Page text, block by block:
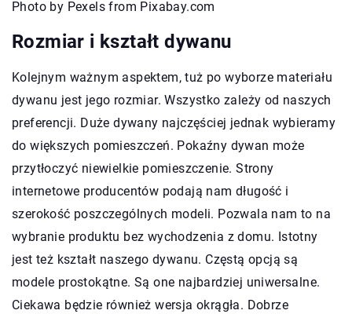
Photo by Pexels from Pixabay.com
Rozmiar i kształt dywanu
Kolejnym ważnym aspektem, tuż po wyborze materiału
dywanu jest jego rozmiar. Wszystko zależy od naszych
preferencji. Duże dywany najczęściej jednak wybieramy
do większych pomieszczeń. Pokaźny dywan może
przytłoczyć niewielkie pomieszczenie. Strony
internetowe producentów podają nam długość i
szerokość poszczególnych modeli. Pozwala nam to na
wybranie produktu bez wychodzenia z domu. Istotny
jest też kształt naszego dywanu. Częstą opcją są
modele prostokątne. Są one najbardziej uniwersalne.
Ciekawa będzie również wersja okrągła. Dobrze